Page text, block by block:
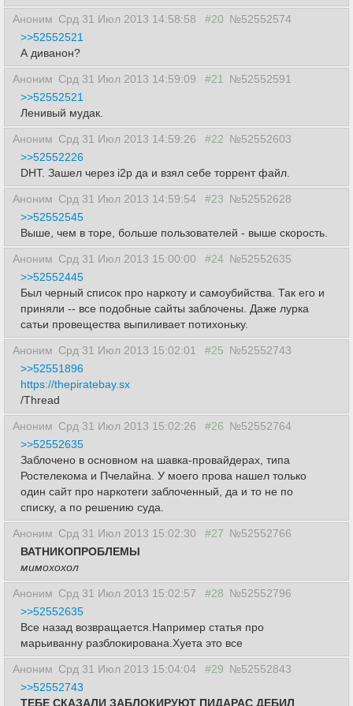
Аноним Срд 31 Июл 2013 14:58:58 #20 №52552574
>>52552521
А диванон?
Аноним Срд 31 Июл 2013 14:59:09 #21
№52552591
>>52552521
Ленивый мудак.
Аноним Срд 31 Июл 2013 14:59:26 #22 №52552603
>>52552226
DHT. Зашел через i2p да и взял себе торрент файл.
Аноним Срд 31 Июл 2013 14:59:54 #23 №52552628
>>52552545
Выше, чем в торе, больше пользователей - выше скорость.
Аноним Срд 31 Июл 2013 15:00:00 #24 №52552635
>>52552445
Был черный список про наркоту и самоубийства. Так его и
приняли -- все подобные сайты заблочены. Даже лурка
сатьи провещества выпиливает потихоньку.
Аноним Срд 31 Июл 2013 15:02:01 #25 №52552743
>>52551896
https://thepiratebay.sx
/Thread
Аноним Срд 31 Июл 2013 15:02:26 #26 №52552764
>>52552635
Заблочено в основном на шавка-провайдерах, типа
Ростелекома и Пчелайна. У моего прова нашел только
один сайт про наркотеги заблоченный, да и то не по
списку, а по решению суда.
Аноним Срд 31 Июл 2013 15:02:30 #27 №52552766
ВАТНИКОПРОБЛЕМЫ
мимохохол
Аноним Срд 31 Июл 2013 15:02:57 #28 №52552796
>>52552635
Все назад возвращается.Например статья про
марьиванну разблокирована.Хуета это все
Аноним Срд 31 Июл 2013 15:04:04 #29 №52552843
>>52552743
ТЕБЕ СКАЗАЛИ ЗАБЛОКИРУЮТ ПИДАРАС ДЕБИЛ